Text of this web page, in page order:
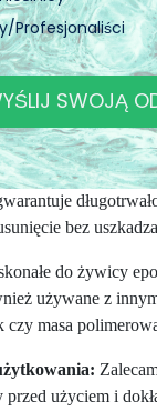
sprawia, że
wykonane
do
ozdoby dodają
twojej przestrzeni
formy są
bez
do żywicy
używane z
masa
użyciem i
Profesjonaliści
SWOJĄ